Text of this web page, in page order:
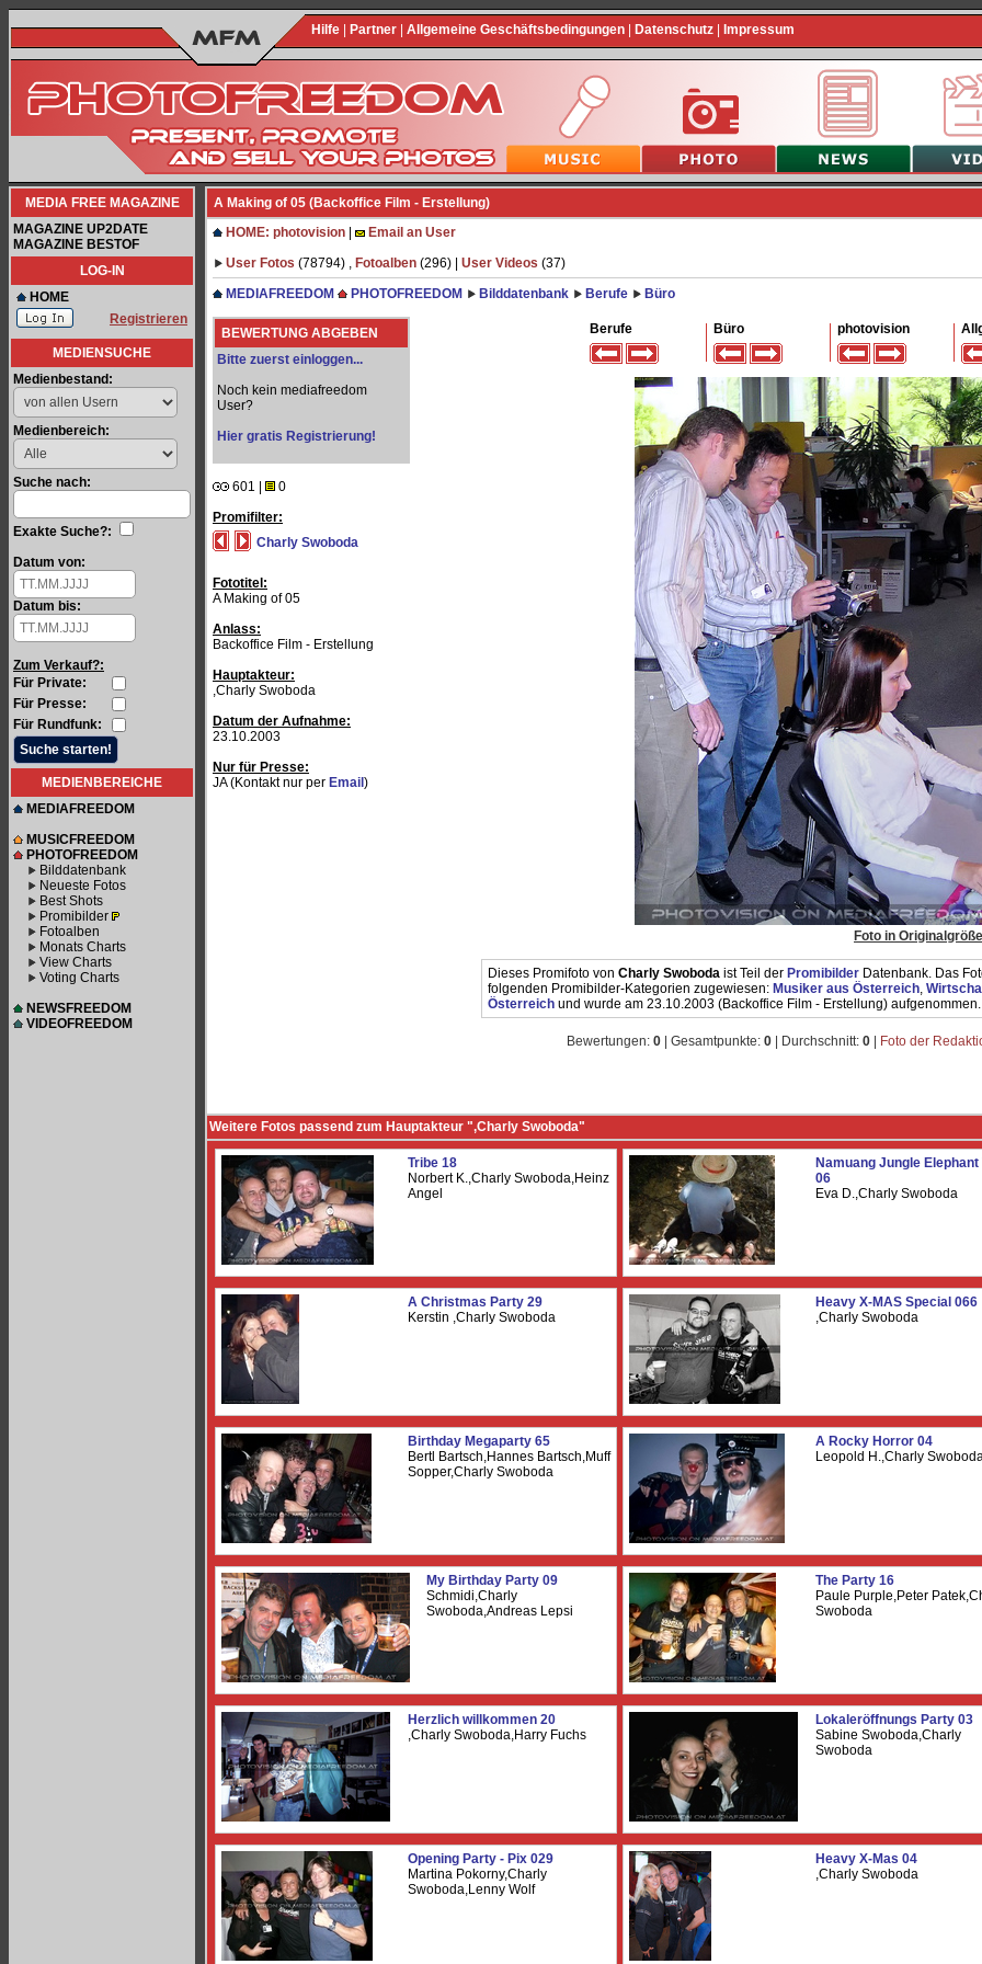
Hilfe Partner Allgemeine Geschäftsbedingungen Datenschutz Impressum
MEDIA FREE MAGAZINE
MAGAZINE UP2DATE
MAGAZINE BESTOF
LOG-IN
HOME
Registrieren
MEDIENSUCHE
Medienbestand:
Medienbereich:
Suche nach:
Exakte Suche?:
Datum von:
Datum bis:
Zum Verkauf?:
Für Private:
Für Presse:
Für Rundfunk:
MEDIENBEREICHE
MEDIAFREEDOM
MUSICFREEDOM
PHOTOFREEDOM
Bilddatenbank
Neueste Fotos
Best Shots
Promibilder
Fotoalben
Monats Charts
View Charts
Voting Charts
NEWSFREEDOM
VIDEOFREEDOM
A Making of 05 (Backoffice Film - Erstellung)
HOME: photovision
Email an User
User Fotos (78794) , Fotoalben (296) | User Videos (37)
MEDIAFREEDOM
PHOTOFREEDOM Bilddatenbank Berufe Büro
BEWERTUNG ABGEBEN
Bitte zuerst einloggen...
Noch kein mediafreedom
User?
Hier gratis Registrierung!
601 |
0
Promifilter:
Charly Swoboda
Fototitel:
A Making of 05
Anlass:
Backoffice Film - Erstellung
Hauptakteur:
,Charly Swoboda
Datum der Aufnahme:
23.10.2003
Nur für Presse:
JA (Kontakt nur per Email )
Berufe Büro photovision
Foto in
Dieses Promifoto von Charly Swoboda ist Teil der Promibilder Datenbank. Das
folgenden Promibilder-Kategorien zugewiesen: Musiker aus Österreich,
Österreich und wurde am 23.10.2003 (Backoffice Film - Erstellung) aufgenommen.
Bewertungen: 0 | Gesamtpunkte: 0 | Durchschnitt: 0 Foto der
Weitere Fotos passend zum Hauptakteur ",Charly Swoboda"
Tribe 18
Norbert K.,Charly Swoboda,Heinz
Angel
Namuang Jungle Elephant
06
Eva D.,Charly Swoboda
A Christmas Party 29
Kerstin ,Charly Swoboda
Heavy X-MAS Special 066
,Charly Swoboda
Birthday Megaparty 65
Bertl Bartsch,Hannes Bartsch,Muff
Sopper,Charly Swoboda
A Rocky Horror 04
Leopold H.,Charly
My Birthday Party 09
Schmidi,Charly
Swoboda,Andreas Lepsi
The Party 16
Paule Purple,Peter
Swoboda
Herzlich willkommen 20
,Charly Swoboda,Harry Fuchs
Lokaleröffnungs Party 03
Sabine Swoboda,Charly
Swoboda
Opening Party - Pix 029
Martina Pokorny,Charly
Swoboda,Lenny Wolf
Heavy X-Mas 04
,Charly Swoboda